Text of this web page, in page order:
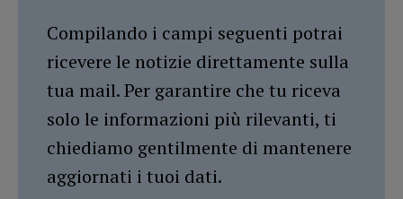
Compilando i campi seguenti potrai
ricevere le notizie direttamente sulla
tua mail. Per garantire che tu riceva
solo le informazioni più rilevanti, ti
chiediamo gentilmente di mantenere
aggiornati i tuoi dati.